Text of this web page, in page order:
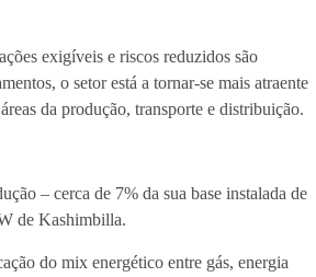
exigíveis e riscos reduzidos são
o setor está a tornar-se mais atraente
da produção, transporte e distribuição.
– cerca de 7% da sua base instalada de
de Kashimbilla.
do mix energético entre gás, energia